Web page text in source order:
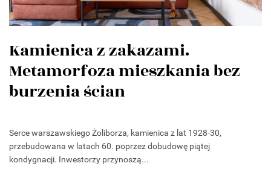
Kamienica z zakazami.
Metamorfoza mieszkania bez
burzenia ścian
Serce warszawskiego Żoliborza, kamienica z lat 1928-30,
przebudowana w latach 60. poprzez dobudowę piątej
kondygnacji. Inwestorzy przynoszą...